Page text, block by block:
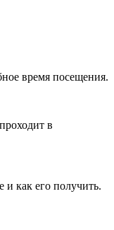
время посещения.
в
и как его получить.